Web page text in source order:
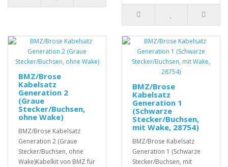
BMZ/Brose
Kabelsatz
Generation 2
(Graue
Stecker/Buchsen,
ohne Wake)
BMZ/Brose Kabelsatz
Generation 2 (Graue
Stecker/Buchsen, ohne
Wake)Kabelkit von BMZ für
BMZ/Brose
Kabelsatz
Generation 1
(Schwarze
Stecker/Buchsen,
mit Wake, 28754)
BMZ/Brose Kabelsatz
Generation 1 (Schwarze
Stecker/Buchsen, mit